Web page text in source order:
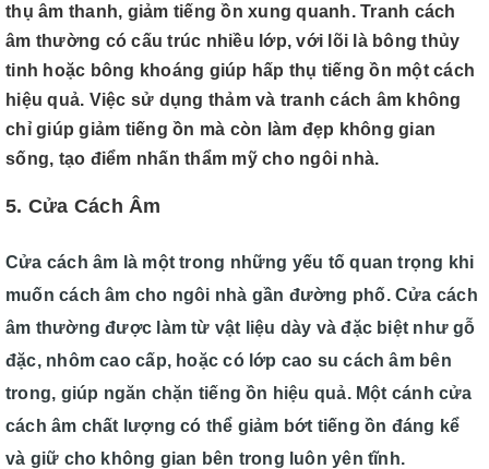
thụ âm thanh, giảm tiếng ồn xung quanh. Tranh cách
âm thường có cấu trúc nhiều lớp, với lõi là bông thủy
tinh hoặc bông khoáng giúp hấp thụ tiếng ồn một cách
hiệu quả. Việc sử dụng thảm và tranh cách âm không
chỉ giúp giảm tiếng ồn mà còn làm đẹp không gian
sống, tạo điểm nhấn thẩm mỹ cho ngôi nhà.
5. Cửa Cách Âm
Cửa cách âm là một trong những yếu tố quan trọng khi
muốn cách âm cho ngôi nhà gần đường phố. Cửa cách
âm thường được làm từ vật liệu dày và đặc biệt như gỗ
đặc, nhôm cao cấp, hoặc có lớp cao su cách âm bên
trong, giúp ngăn chặn tiếng ồn hiệu quả. Một cánh cửa
cách âm chất lượng có thể giảm bớt tiếng ồn đáng kể
và giữ cho không gian bên trong luôn yên tĩnh.